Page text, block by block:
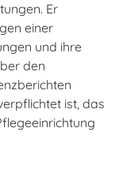
Er
einer
und ihre
den
ist, das